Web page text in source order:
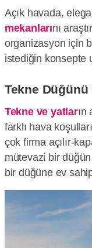
Açık havada,
mekanlarını
organizasyon için
istediğin konsepte
Tekne
Tekne ve yatların
farklı hava
çok firma açılır-
mütevazi bir
bir düğüne ev